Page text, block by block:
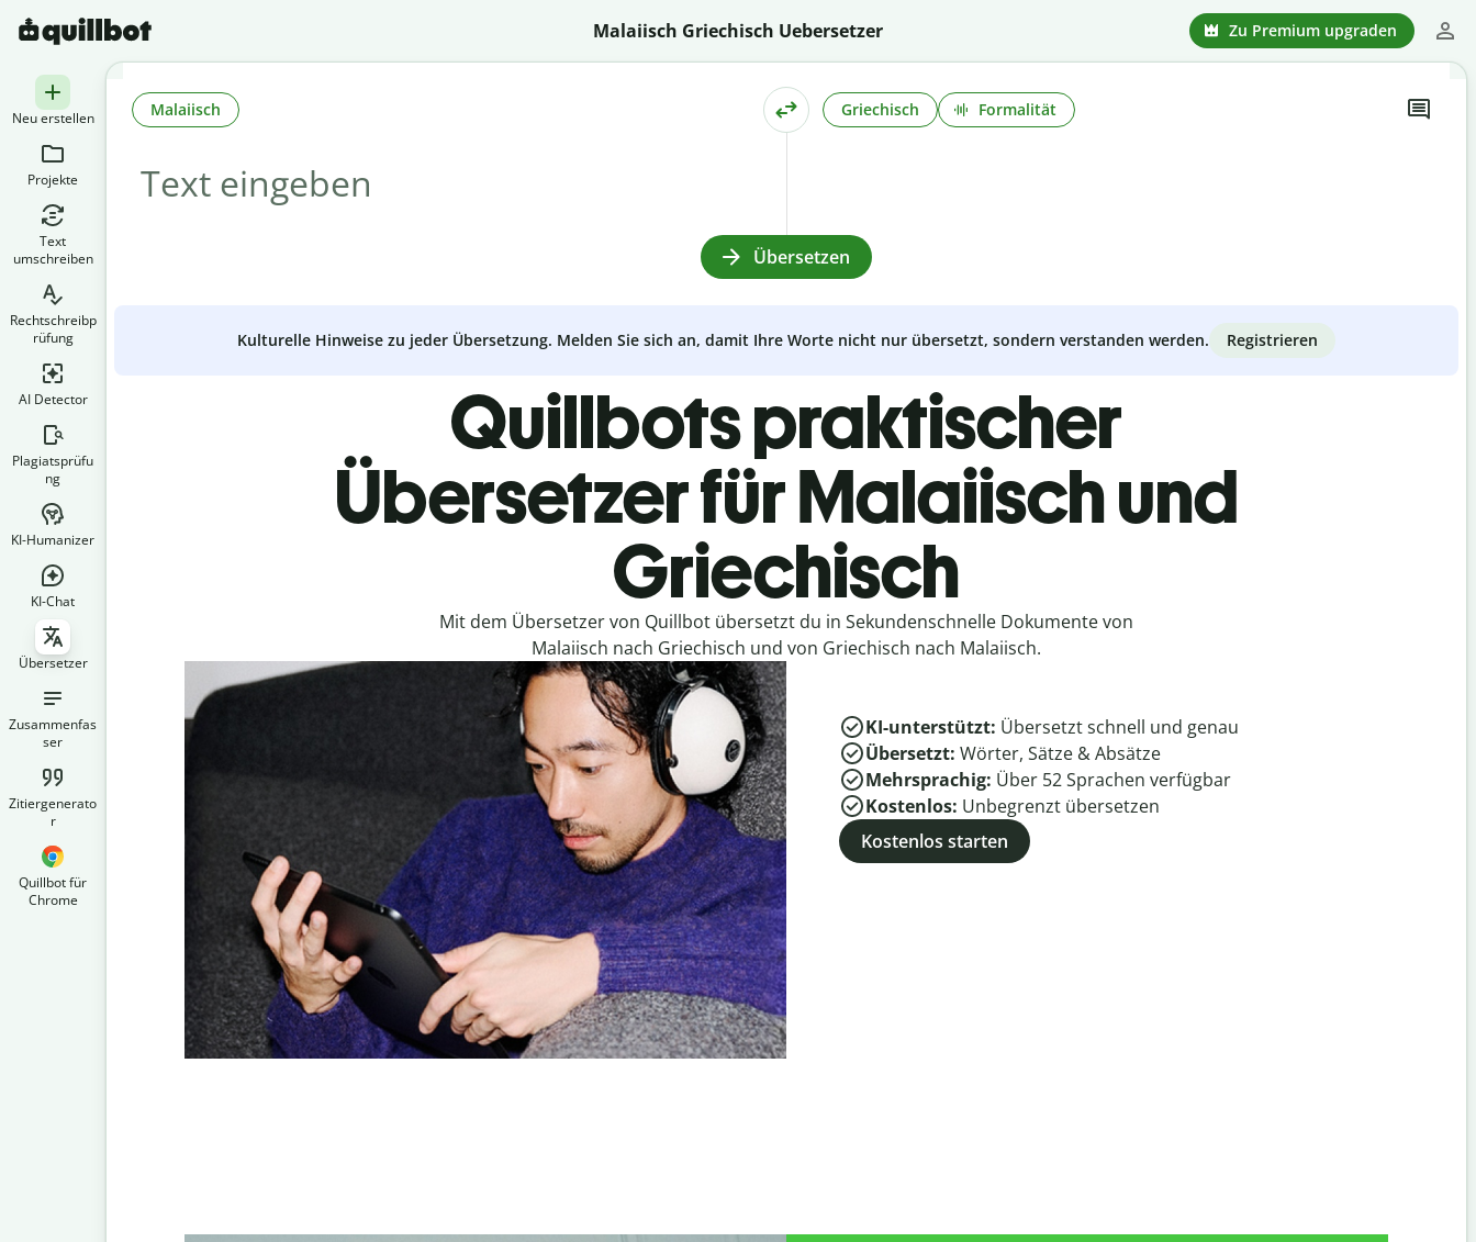
Malaiisch Griechisch Uebersetzer Zu Premium upgraden
Neu erstellen
Projekte
Text
umschreiben
Rechtschreibp
rüfung
AI Detector
Plagiatsprüfu
ng
KI-Humanizer
KI-Chat
Übersetzer
Zusammenfas
ser
Zitiergenerato
r
Quillbot für
Chrome
Malaiisch Griechisch Formalität
Übersetzen
Kulturelle Hinweise zu jeder Übersetzung. Melden Sie sich an, damit Ihre Worte nicht nur übersetzt, sondern verstanden werden. Registrieren
Quillbots praktischer
Übersetzer für Malaiisch und
Griechisch
Mit dem Übersetzer von Quillbot übersetzt du in Sekundenschnelle Dokumente von
Malaiisch nach Griechisch und von Griechisch nach Malaiisch.
KI-unterstützt: Übersetzt schnell und genau
Übersetzt: Wörter, Sätze & Absätze
Mehrsprachig: Über 52Sprachen verfügbar
Kostenlos: Unbegrenzt übersetzen
Kostenlos starten